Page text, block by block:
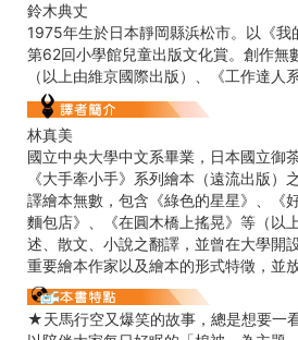
鈴木典丈
1975年生於日本靜岡縣浜松市。以《
第62回小學館兒童出版文化賞。創作無
（以上由維京國際出版）、《工作達
林真美
國立中央大學中文系畢業，日本國立御
《大手牽小手》系列繪本（遠流出版
譯繪本無數，包含《綠色的星星》、《
麵包店》、《在圓木橋上搖晃》等（以
述、散文、小說之翻譯，並曾在大學開
重要繪本作家以及繪本的形式特徵，並
★天馬行空又爆笑的故事，總是想要一